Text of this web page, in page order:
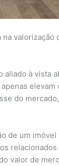
valorização
aliado à vista
do
de um
valor de